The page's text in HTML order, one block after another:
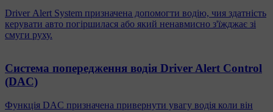
Driver Alert System призначена допомогти водію, чия здатність
керувати авто погіршилася або який ненавмисно з'їжджає зі
смуги руху.
Система попередження водія Driver Alert Control
(DAC)
Функція DAC призначена привернути увагу водія коли він